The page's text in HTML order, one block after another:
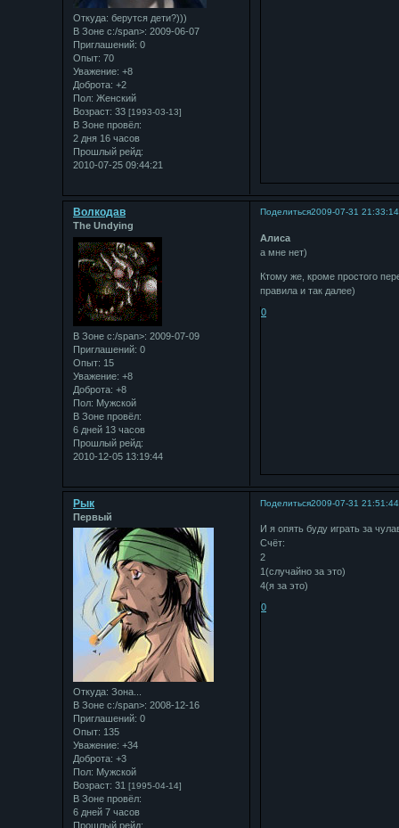
Откуда: берутся дети?)))
В Зоне с:/span>: 2009-06-07
Приглашений: 0
Опыт: 70
Уважение: +8
Доброта: +2
Пол: Женский
Возраст: 33 [1993-03-13]
В Зоне провёл:
2 дня 16 часов
Прошлый рейд:
2010-07-25 09:44:21
Поделиться2009-07-31 21:33:14
Bолкодав
The Undying
В Зоне с:/span>: 2009-07-09
Приглашений: 0
Опыт: 15
Уважение: +8
Доброта: +8
Пол: Мужской
В Зоне провёл:
6 дней 13 часов
Прошлый рейд:
2010-12-05 13:19:44
Алиса
а мне нет)
Ктому же, кроме простого
правила и так далее)
0
Поделиться2009-07-31 21:51:44
Рык
Первый
Откуда: Зона...
В Зоне с:/span>: 2008-12-16
Приглашений: 0
Опыт: 135
Уважение: +34
Доброта: +3
Пол: Мужской
Возраст: 31 [1995-04-14]
В Зоне провёл:
6 дней 7 часов
Прошлый рейд:
И я опять буду играть за
Счёт:
2
1(случайно за это)
4(я за это)
0